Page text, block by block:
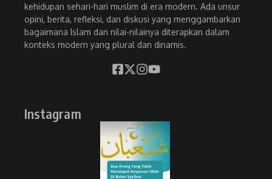
kehidupan sehari-hari muslim di era modern. Ada unsur
opini, berita, refleksi, dan diskusi yang menggambarkan
bagaimana Islam dan nilai-nilainya diterapkan dalam
konteks modern yang plural dan dinamis.
Instagram